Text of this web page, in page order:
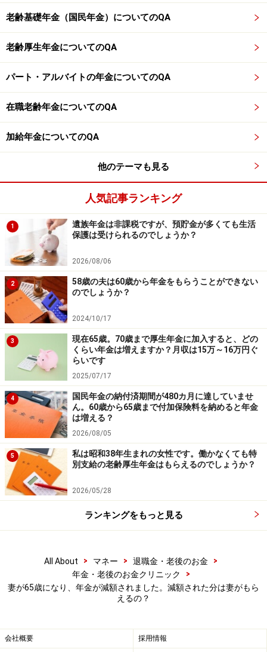
行ってください。
掲載情報の正確性・完全性については十分に配慮しております
最新の情報や詳細については、必ず各金融機関やサービス提供者
・「家計」について、
中です！
※抽選で20名にAmazonギフト券1000円分プレゼント
※謝礼付きの限定アンケートやモニター企画に参加が可能に
老齢基礎年金（国民年金）についてのQA
老齢厚生年金についてのQA
パート・アルバイトの年金についてのQA
在職老齢年金についてのQA
加給年金についてのQA
他のテーマも見る
人気記事ランキング
1
遺族年金は非課税ですが、預貯金が多くても生活
保護は受けられるのでしょうか？
2026/08/06
2
58歳の夫は60歳から年金をもらうことができない
のでしょうか？
2024/10/17
3
現在65歳。70歳まで厚生年金に加入すると、どの
くらい年金は増えますか？月収は15万～16万円ぐ
らいです
2025/07/17
4
国民年金の納付済期間が480カ月に達していませ
ん。60歳から65歳まで付加保険料を納めると年金
は増える？
2026/08/05
5
私は昭和38年生まれの女性です。働かなくても特
別支給の老齢厚生年金はもらえるのでしょうか？
2026/05/28
ランキングをもっと見る
All About > マネー > 退職金・老後のお金
>
年金・老後のお金クリニック
>
妻が65歳になり、年金が減額されました。減額された分は妻がもら
えるの？
会社概要 採用情報